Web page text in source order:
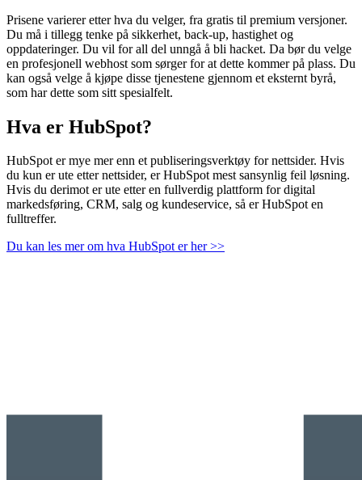
Prisene varierer etter hva du velger, fra gratis til premium versjoner.
Du må i tillegg tenke på sikkerhet, back-up, hastighet og
oppdateringer. Du vil for all del unngå å bli hacket. Da bør du velge
en profesjonell webhost som sørger for at dette kommer på plass. Du
kan også velge å kjøpe disse tjenestene gjennom et eksternt byrå,
som har dette som sitt spesialfelt.
Hva er HubSpot?
HubSpot er mye mer enn et publiseringsverktøy for nettsider. Hvis
du kun er ute etter nettsider, er HubSpot mest sansynlig feil løsning.
Hvis du derimot er ute etter en fullverdig plattform for digital
markedsføring, CRM, salg og kundeservice, så er HubSpot en
fulltreffer.
Du kan les mer om hva HubSpot er her >>